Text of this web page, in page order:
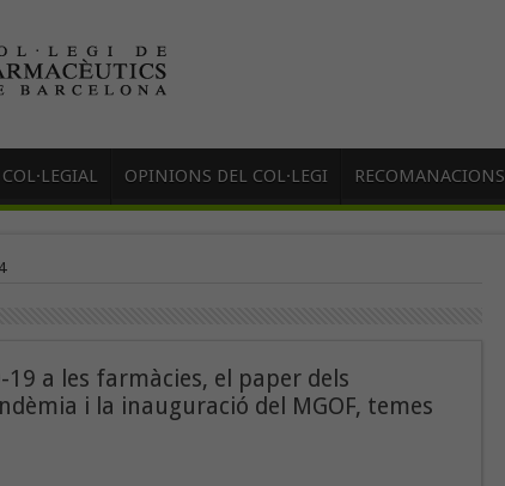
OPINIONS DEL COL·LEGI RECOMANACIONS
19 a les farmàcies, el paper dels
i la inauguració del MGOF, temes